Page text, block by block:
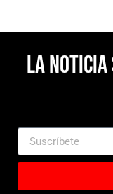
La noticia